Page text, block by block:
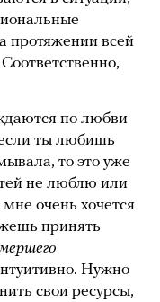
протяжении всей
по любви
ты любишь
то это уже
не люблю или
очень хочется
принять
Нужно
свои ресурсы,